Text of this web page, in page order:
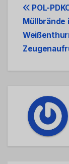
POL-
Müllbrände